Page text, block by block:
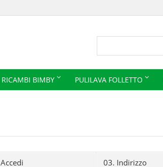
RICAMBI BIMBY PULILAVA FOLLETTO
Accedi 03. Indirizzo